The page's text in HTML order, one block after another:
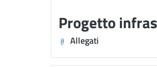
Progetto
Allegati